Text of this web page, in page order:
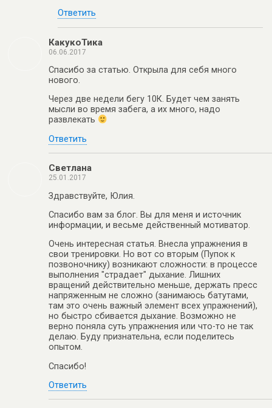
Ответить
КакукоТика
06.06.2017
Спасибо за статью. Открыла для себя много
нового.
Через две недели бегу 10К. Будет чем занять
мысли во время забега, а их много, надо
развлекать
Ответить
Светлана
25.01.2017
Здравствуйте, Юлия.
Спасибо вам за блог. Вы для меня и источник
информации, и весьме действенный мотиватор.
Очень интересная статья. Внесла упражнения в
свои тренировки. Но вот со вторым (Пупок к
позвоночнику) возникают сложности: в процессе
выполнения "страдает" дыхание. Лишних
вращений действительно меньше, держать пресс
напряженным не сложно (занимаюсь батутами,
там это очень важный элемент всех упражнений),
но быстро сбивается дыхание. Возможно не
верно поняла суть упражнения или что-то не так
делаю. Буду признательна, если поделитесь
опытом.
Спасибо!
Ответить